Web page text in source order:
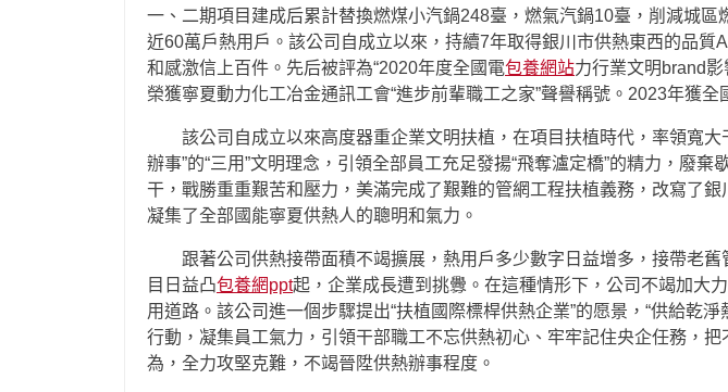
一、二期項目建成后累計替換燃煤小汽鍋248臺，燃氣汽鍋10臺，削減城
近60萬戶熱用戶。該公司自成立以來，持續7年取得銀川市供熱東西的品
和感激信上百件。先后被評為“2020年度全國電包養網站力行業文明brand
榮獲寧夏動力化工冶金通訊工會“進步前輩職工之家”聲譽稱號。2023年獲全
該公司自成立以來高度器重企業文明扶植，在項目扶植時代，率領寬
辦事”的“三用”文明理念，引領全部員工充足發揚“飛奪瀘定橋”的精力，廢
干，戰勝重重艱苦和壓力，美滿完成了艱難的管網工程扶植義務，改寫了
凝集了全部國能寧夏供熱人的聰明和氣力。
跟著公司供熱接帶面積不竭擴展，熱用戶多少數字日益增多，接帶老
目日益凸包養網ppt起，企業成長遭到挑釁。在這種情形下，公司不竭加大
用道路。該公司進一個步驟提出“扶植國際標桿供熱企業”的愿景，“供給乾
行動，凝集員工氣力，引領干部職工不忘供熱初心、牢牢記住央企任務，
為，全力攻堅克難，不竭晉陞供熱辦事程度。